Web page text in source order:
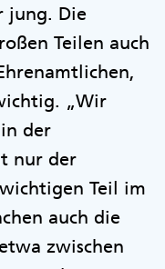
jung. Die
Teilen auch
„Wir
der
nur der
Teil im
auch die
zwischen